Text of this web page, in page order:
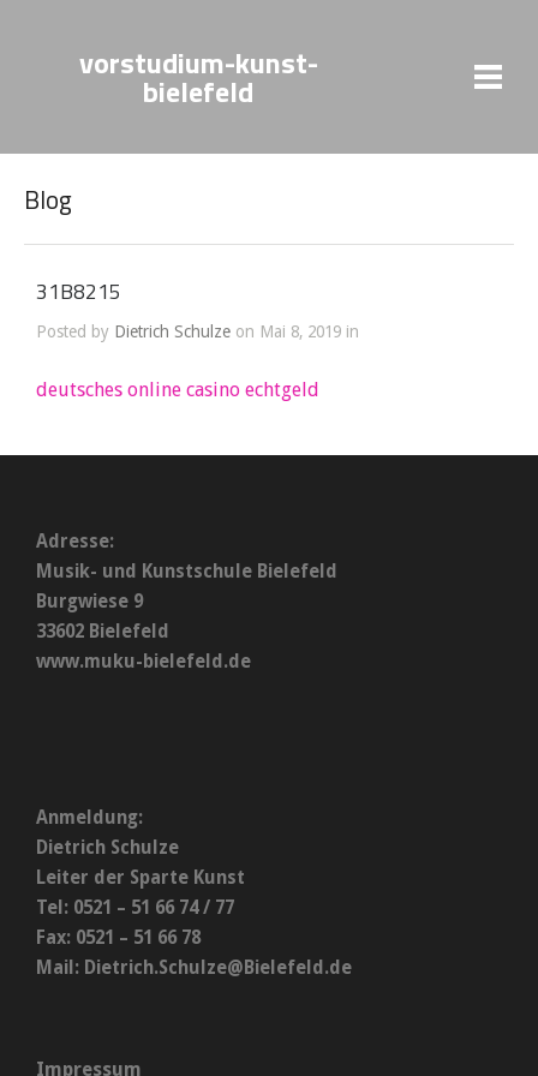
vorstudium-kunst-
bielefeld
Blog
31B8215
Posted by Dietrich Schulze on Mai 8, 2019 in
deutsches online casino echtgeld
Adresse:
Musik- und Kunstschule Bielefeld
Burgwiese 9
33602 Bielefeld
www.muku-bielefeld.de
Anmeldung:
Dietrich Schulze
Leiter der Sparte Kunst
Tel: 0521 – 51 66 74 / 77
Fax: 0521 – 51 66 78
Mail: Dietrich.Schulze@Bielefeld.de
Impressum